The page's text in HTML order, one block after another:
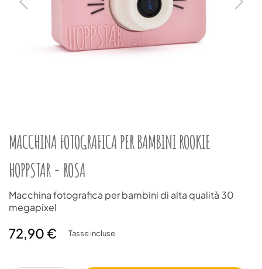
MACCHINA FOTOGRAFICA PER BAMBINI ROOKIE
HOPPSTAR - ROSA
Macchina fotografica per bambini di alta qualità 30
megapixel
72,90 € Tasse incluse